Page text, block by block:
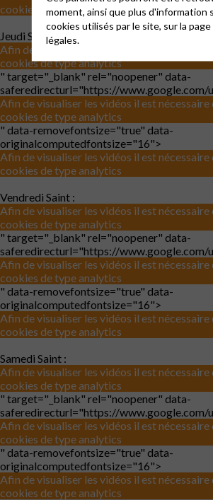
cookies de type analytics
Jeudi Saint :
Afin de visualiser les vidéos il est nécessaire
cookies de type analytics
" target="_blank" rel="noopener" data-
saferedirecturl="https://www.google.com/
Afin de visualiser les vidéos il est
cookies de type analytics
" data-removefontsize="true" data-
originalcomputedfontsize="16">
Afin de visualiser les vidéos il est
cookies de type analytics
Vendredi Saint :
Afin de visualiser les vidéos il est
cookies de type analytics
" target="_blank" rel="noopener" data-
saferedirecturl="https://www.google.com/
Afin de visualiser les vidéos il est
cookies de type analytics
" data-removefontsize="true" data-
originalcomputedfontsize="16">
Afin de visualiser les vidéos il est
cookies de type analytics
Samedi Saint :
Afin de visualiser les vidéos il est
cookies de type analytics
" target="_blank" rel="noopener" data-
saferedirecturl="https://www.google.com/
Afin de visualiser les vidéos il est
cookies de type analytics
" data-removefontsize="true" data-
originalcomputedfontsize="16">
Afin de visualiser les vidéos il est
cookies de type analytics
moment, ainsi que plus d'information
cookies utilisés par le site, sur la page
légales.